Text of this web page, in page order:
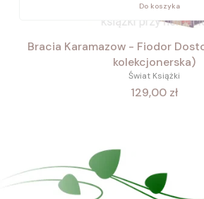
Do koszyka
Bracia Karamazow - Fiodor
kolekcjonerska)
Świat Książki
Cena
129,00 zł